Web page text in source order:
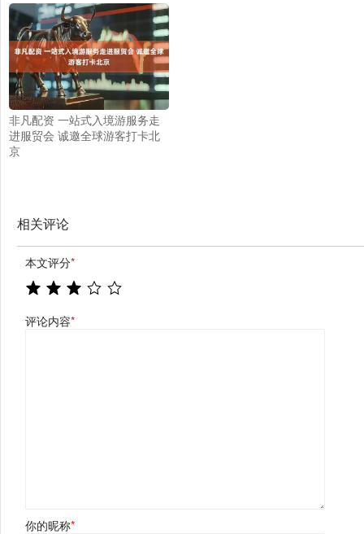
非凡配资 一站式入境游服务走
进服贸会 诚邀全球游客打卡北
京
相关评论
本文评分*
评论内容*
你的昵称*